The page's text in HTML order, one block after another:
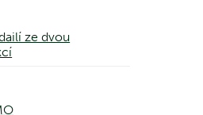
ze dvou